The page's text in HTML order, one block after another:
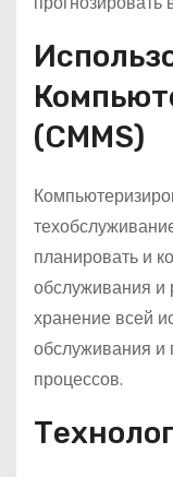
(CMMS)
планировать и
обслуживания и
хранение всей
обслуживания и
процессов.